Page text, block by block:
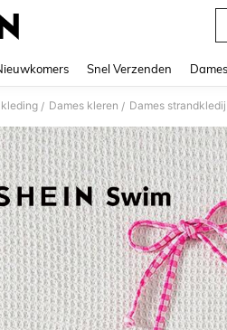
Snel Verzenden
/ Dames kleren / Dames strandkledij